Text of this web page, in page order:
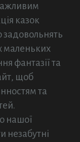
казок
задовольнять
маленьких
фантазії та
щоб
та
нашої
незабутні